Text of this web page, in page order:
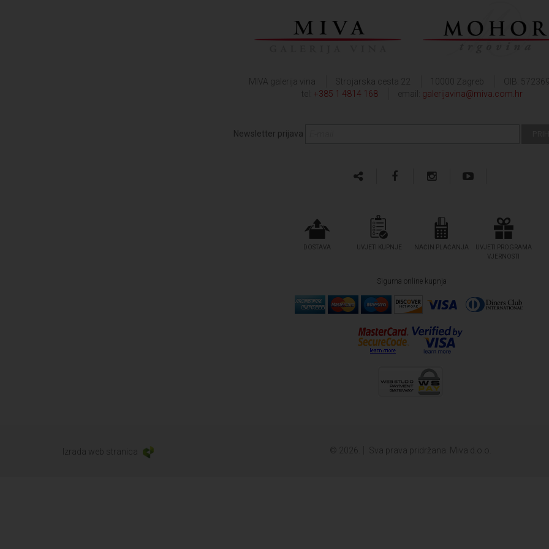
MIVA galerija vina Strojarska cesta 22 10000 Zagreb
OIB:
tel: +385 1 4814 168 email: galerijavina@miva.com.hr
Newsletter prijava
DOSTAVA UVJETI KUPNJE NAČIN PLAĆANJA
UVJETI PROGRAMA
VJERNOSTI
Sigurna online kupnja
Izrada web stranica © 2026. Sva prava pridržana. Miva d.o.o.